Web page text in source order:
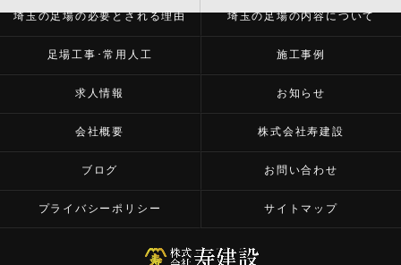
埼玉の足場の必要とされる理由 埼玉の足場の内容について
足場工事･常用人工 施工事例
求人情報 お知らせ
会社概要 株式会社寿建設
ブログ お問い合わせ
プライバシーポリシー サイトマップ